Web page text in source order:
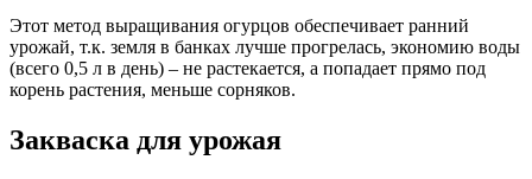
Этот метод выращивания огурцов обеспечивает ранний
урожай, т.к. земля в банках лучше прогрелась, экономию воды
(всего 0,5 л в день) – не растекается, а попадает прямо под
корень растения, меньше сорняков.
Закваска для урожая